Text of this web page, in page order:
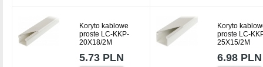
Koryto kablowe
proste LC-KKP-
20X18/2M
5.73 PLN
Koryto
proste LC-
25X15/2M
6.98 PLN